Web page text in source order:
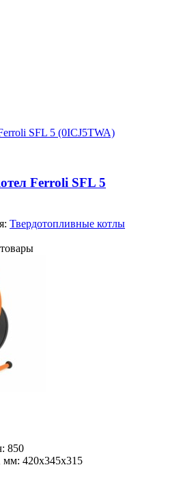
SFL 5 (0ICJ5TWA)
Ferroli SFL 5
Твердотопливные котлы
850
420x345x315